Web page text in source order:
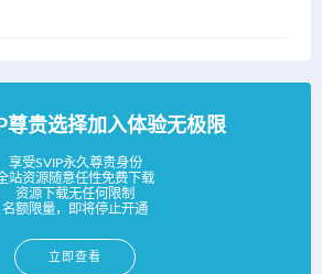
尊贵选择加入体验无极限
享受SVIP永久尊贵身份
站资源随意任性免费下载
资源下载无任何限制
名额限量，即将停止开通
立即查看